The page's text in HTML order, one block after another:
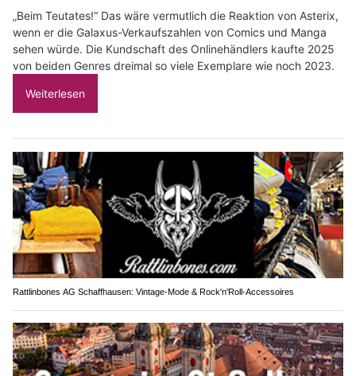
„Beim Teutates!“ Das wäre vermutlich die Reaktion von Asterix,
wenn er die Galaxus-Verkaufszahlen von Comics und Manga
sehen würde. Die Kundschaft des Onlinehändlers kaufte 2025
von beiden Genres dreimal so viele Exemplare wie noch 2023.
Weiterlesen
Rattlinbones AG Schaffhausen: Vintage-Mode & Rock'n'Roll-Accessoires